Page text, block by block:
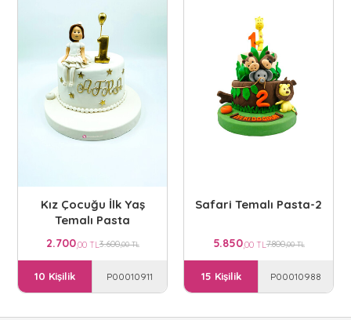
Kız Çocuğu İlk Yaş
Temalı Pasta
2.700,00 TL3.600,00 TL
10 Kişilik P00010911
Safari Temalı Pasta-2
5.850,00 TL7.800,00 TL
15 Kişilik P00010988